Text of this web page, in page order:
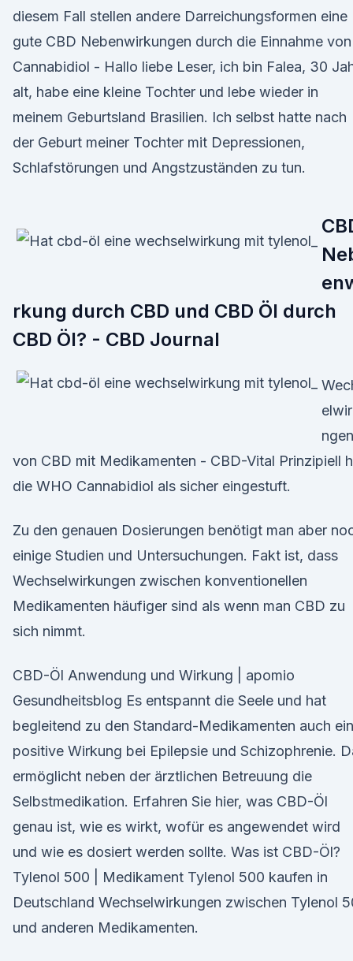
diesem Fall stellen andere Darreichungsformen eine
gute CBD Nebenwirkungen durch die Einnahme von
Cannabidiol - Hallo liebe Leser, ich bin Falea, 30
alt, habe eine kleine Tochter und lebe wieder in
meinem Geburtsland Brasilien. Ich selbst hatte nach
der Geburt meiner Tochter mit Depressionen,
Schlafstörungen und Angstzuständen zu tun.
rkung durch CBD und CBD Öl durch
CBD Öl? - CBD Journal
ngen
von CBD mit Medikamenten - CBD-Vital Prinzipiell
die WHO Cannabidiol als sicher eingestuft.
Zu den genauen Dosierungen benötigt man aber
einige Studien und Untersuchungen. Fakt ist, dass
Wechselwirkungen zwischen konventionellen
Medikamenten häufiger sind als wenn man CBD zu
sich nimmt.
CBD-Öl Anwendung und Wirkung | apomio
Gesundheitsblog Es entspannt die Seele und hat
begleitend zu den Standard-Medikamenten auch
positive Wirkung bei Epilepsie und Schizophrenie.
ermöglicht neben der ärztlichen Betreuung die
Selbstmedikation. Erfahren Sie hier, was CBD-Öl
genau ist, wie es wirkt, wofür es angewendet wird
und wie es dosiert werden sollte. Was ist CBD-Öl?
Tylenol 500 | Medikament Tylenol 500 kaufen in
Deutschland Wechselwirkungen zwischen Tylenol
und anderen Medikamenten.